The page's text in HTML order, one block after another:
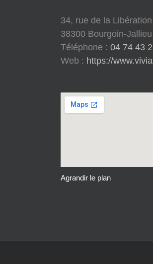
34, rue de la Libération
38300 Bourgoin-Jallieu
Téléphone : 04 74 43
Web : https://
Agrandir le plan